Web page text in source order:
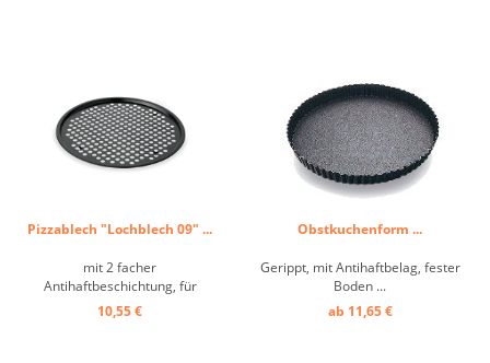
Pizzablech "Lochblech 09" ...
mit 2 facher
Antihaftbeschichtung, für
Gefrierpizza geeignet ...
10,55 €
Obstkuchenform ...
Gerippt, mit Antihaftbelag, fester
Boden ...
ab 11,65 €